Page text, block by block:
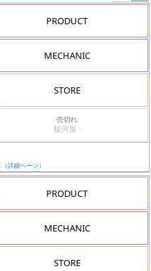
PRODUCT
MECHANIC
STORE
売切れ
駿河屋 -
（詳細ページ）
PRODUCT
MECHANIC
STORE